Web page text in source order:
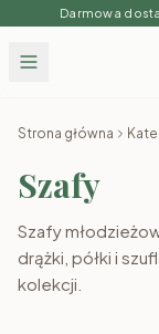
Darmowa
Strona główna
Szafy
Szafy
drążki, półki i
kolekcji.